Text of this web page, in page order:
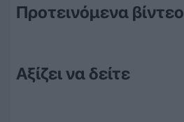
Προτεινόμενα βίντεο
Αξίζει να δείτε